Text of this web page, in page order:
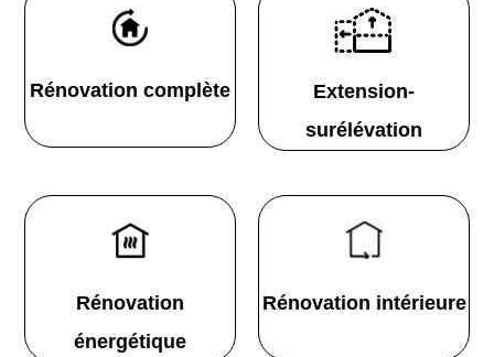
Rénovation complète
Extension-
surélévation
Rénovation
énergétique
Rénovation intérieure